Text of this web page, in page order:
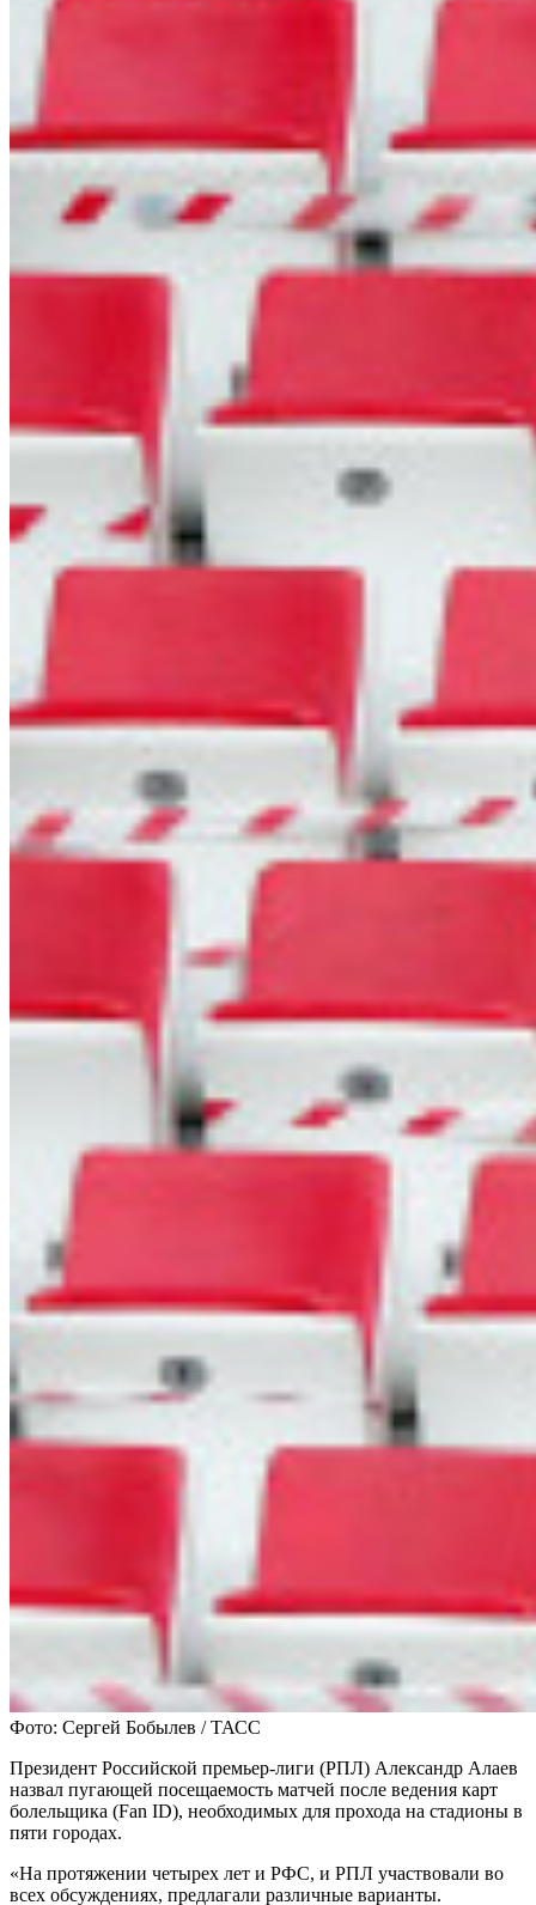
Фото: Сергей Бобылев / ТАСС
Президент Российской премьер-лиги (РПЛ) Александр Алаев
назвал пугающей посещаемость матчей после ведения карт
болельщика (Fan ID), необходимых для прохода на стадионы в
пяти городах.
«На протяжении четырех лет и РФС, и РПЛ участвовали во
всех обсуждениях, предлагали различные варианты.